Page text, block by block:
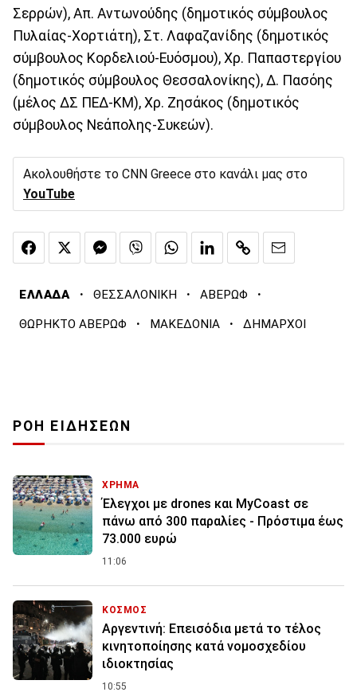
Σερρών), Απ. Αντωνούδης (δημοτικός σύμβουλος
Πυλαίας-Χορτιάτη), Στ. Λαφαζανίδης (δημοτικός
σύμβουλος Κορδελιού-Ευόσμου), Χρ. Παπαστεργίου
(δημοτικός σύμβουλος Θεσσαλονίκης), Δ. Πασόης
(μέλος ΔΣ ΠΕΔ-ΚΜ), Χρ. Ζησάκος (δημοτικός
σύμβουλος Νεάπολης-Συκεών).
Ακολουθήστε το CNN Greece στο κανάλι μας στο
YouTube
ΕΛΛΑΔΑ · ΘΕΣΣΑΛΟΝΙΚΗ · ΑΒΕΡΩΦ ·
ΘΩΡΗΚΤΟ ΑΒΕΡΩΦ · ΜΑΚΕΔΟΝΙΑ · ΔΗΜΑΡΧΟΙ
ΡΟΗ ΕΙΔΗΣΕΩΝ
ΧΡΗΜΑ
Έλεγχοι με drones και MyCoast σε
πάνω από 300 παραλίες - Πρόστιμα έως
73.000 ευρώ
11:06
ΚΟΣΜΟΣ
Αργεντινή: Επεισόδια μετά το τέλος
κινητοποίησης κατά νομοσχεδίου
ιδιοκτησίας
10:55